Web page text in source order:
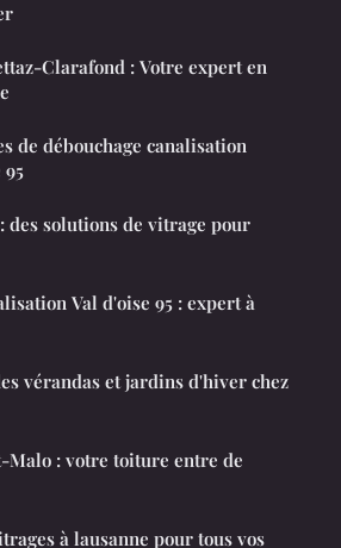
Clarafond : Votre expert en
de débouchage canalisation
solutions de vitrage pour
Val d'oise 95 : expert à
vérandas et jardins d'hiver chez
Malo : votre toiture entre de
à lausanne pour tous vos